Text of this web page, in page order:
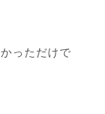
っただけで